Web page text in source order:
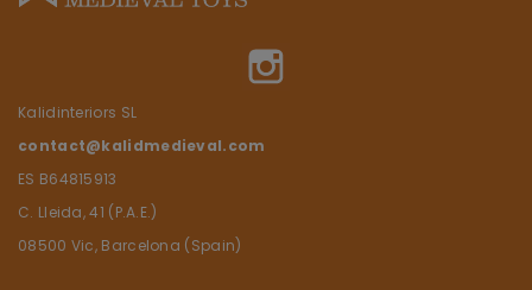
Kalidinteriors SL
contact@kalidmedieval.com
ES B64815913
C. Lleida, 41 (P.A.E.)
08500 Vic, Barcelona (Spain)